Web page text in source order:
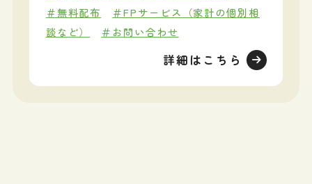
＃無料配布
＃FPサービス（家計の個別相
談など）
＃お問い合わせ
詳細はこちら